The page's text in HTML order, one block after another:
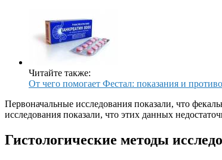
Читайте также:
От чего помогает Фестал: показания и
Первоначальные исследования показали, что
исследования показали, что этих данных
Гистологические методы